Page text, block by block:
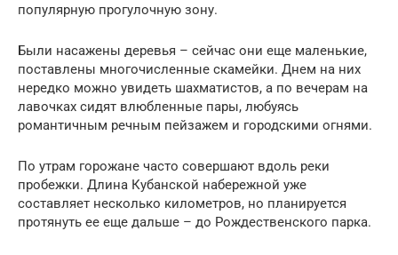
популярную прогулочную зону.
Были насажены деревья – сейчас они еще маленькие,
поставлены многочисленные скамейки. Днем на них
нередко можно увидеть шахматистов, а по вечерам на
лавочках сидят влюбленные пары, любуясь
романтичным речным пейзажем и городскими огнями.
По утрам горожане часто совершают вдоль реки
пробежки. Длина Кубанской набережной уже
составляет несколько километров, но планируется
протянуть ее еще дальше – до Рождественского парка.